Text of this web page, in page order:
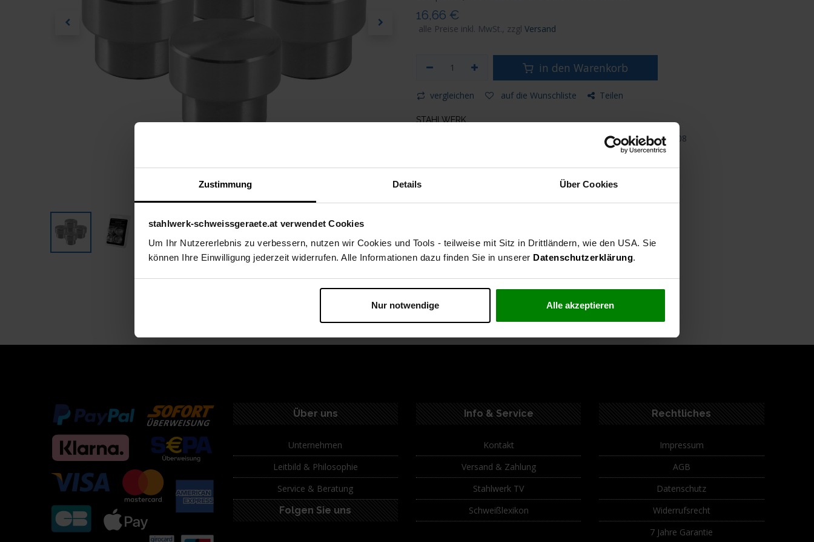
Zustimmung Details Über Cookies
stahlwerk-schweissgeraete.at verwendet Cookies
Um Ihr Nutzererlebnis zu verbessern, nutzen wir Cookies und Tools - teilweise mit Sitz in Drittländern, wie den USA. Sie
können Ihre Einwilligung jederzeit widerrufen. Alle Informationen dazu finden Sie in unserer Datenschutzerklärung.
Nur notwendige Alle akzeptieren
16,66 €
alle Preise inkl. MwSt., zzgl Versand
in den Warenkorb
vergleichen auf die Wunschliste Teilen
STAHLWERK
5308
Über uns
Unternehmen
Leitbild & Philosophie
Service & Beratung
Folgen Sie uns
Info & Service
Kontakt
Versand & Zahlung
Stahlwerk TV
Schweißlexikon
Rechtliches
Impressum
AGB
Datenschutz
Widerrufsrecht
7 Jahre Garantie